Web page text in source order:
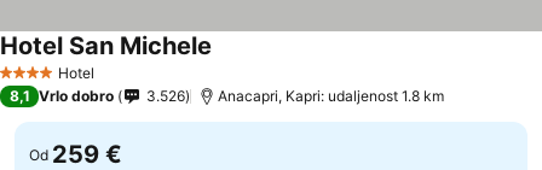
4 ZvezdiceHotel
Hotel San Michele
8,1 Vrlo dobro 3.526 Anacapri, Kapri: udaljenost 1.8 km
Od 259 €